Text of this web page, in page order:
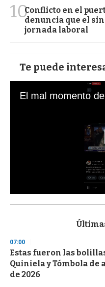
10Conflicto en el
denuncia que el
jornada laboral
Te puede
s
d
s
o
f
3
07:00
Estas fueron las
Quiniela y Tómbola de
de 2026